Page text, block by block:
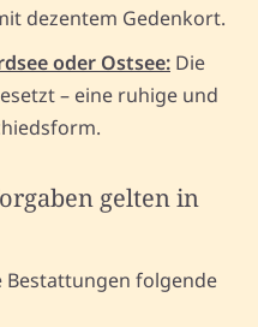
dezentem Gedenkort.
oder Ostsee: Die
– eine ruhige und
gelten in
Bestattungen folgende